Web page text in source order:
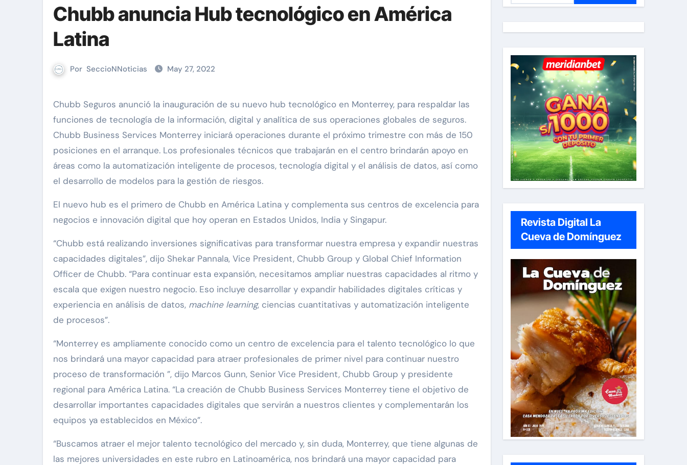
Chubb anuncia Hub tecnológico en América
Latina
Por SeccioNNoticias May 27, 2022
Chubb Seguros anunció la inauguración de su nuevo hub tecnológico en Monterrey, para respaldar las
funciones de tecnología de la información, digital y analítica de sus operaciones globales de seguros.
Chubb Business Services Monterrey iniciará operaciones durante el próximo trimestre con más de 150
posiciones en el arranque. Los profesionales técnicos que trabajarán en el centro brindarán apoyo en
áreas como la automatización inteligente de procesos, tecnología digital y el análisis de datos, así como
el desarrollo de modelos para la gestión de riesgos.
El nuevo hub es el primero de Chubb en América Latina y complementa sus centros de excelencia para
negocios e innovación digital que hoy operan en Estados Unidos, India y Singapur.
“Chubb está realizando inversiones significativas para transformar nuestra empresa y expandir nuestras
capacidades digitales”, dijo Shekar Pannala, Vice President, Chubb Group y Global Chief Information
Officer de Chubb. “Para continuar esta expansión, necesitamos ampliar nuestras capacidades al ritmo y
escala que exigen nuestro negocio. Eso incluye desarrollar y expandir habilidades digitales críticas y
experiencia en análisis de datos, machine learning, ciencias cuantitativas y automatización inteligente
de procesos”.
“Monterrey es ampliamente conocido como un centro de excelencia para el talento tecnológico lo que
nos brindará una mayor capacidad para atraer profesionales de primer nivel para continuar nuestro
proceso de transformación ”, dijo Marcos Gunn, Senior Vice President, Chubb Group y presidente
regional para América Latina. “La creación de Chubb Business Services Monterrey tiene el objetivo de
desarrollar importantes capacidades digitales que servirán a nuestros clientes y complementarán los
equipos ya establecidos en México”.
“Buscamos atraer el mejor talento tecnológico del mercado y, sin duda, Monterrey, que tiene algunas de
las mejores universidades en este rubro en Latinoamérica, nos brindará una mayor capacidad para
r
:
Revista Digital La
Cueva de Domínguez